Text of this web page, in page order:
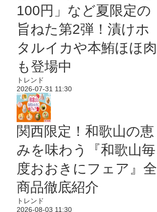
100円」など夏限定の
旨ねた第2弾！漬けホ
タルイカや本鮪ほほ肉
も登場中
トレンド
2026-07-31 11:30
関西限定！和歌山の恵
みを味わう『和歌山毎
度おおきにフェア』全
商品徹底紹介
トレンド
2026-08-03 11:30